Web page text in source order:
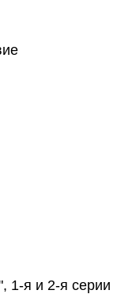
1-я и 2-я серии